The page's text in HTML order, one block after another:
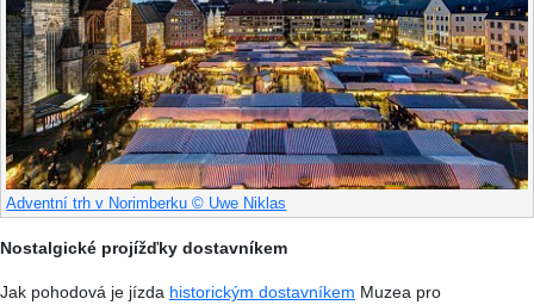
Adventní trh v Norimberku © Uwe Niklas
Nostalgické projížďky dostavníkem
Jak pohodová je jízda historickým dostavníkem Muzea pro